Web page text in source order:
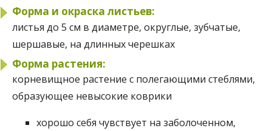
Форма и окраска листьев:
листья до 5 см в диаметре, округлые, зубчатые,
шершавые, на длинных черешках
Форма растения:
корневищное растение с полегающими стеблями,
образующее невысокие коврики
хорошо себя чувствует на заболоченном,